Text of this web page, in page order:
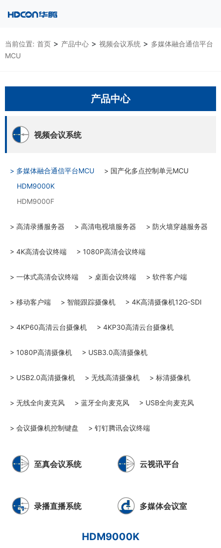
当前位置: 首页 > 产品中心 > 视频会议系统 > 多媒体融合通信平台
MCU
HDM9000K
产品中心
视频会议系统
> 多媒体融合通信平台MCU
HDM9000K
HDM9000F
> 国产化多点控制单元MCU
> 高清录播服务器 > 高清电视墙服务器 > 防火墙穿越服务器
> 4K高清会议终端 > 1080P高清会议终端
> 一体式高清会议终端 > 桌面会议终端 > 软件客户端
> 移动客户端 > 智能跟踪摄像机 > 4K高清摄像机12G-SDI
> 4KP60高清云台摄像机 > 4KP30高清云台摄像机
> 1080P高清摄像机 > USB3.0高清摄像机
> USB2.0高清摄像机 > 无线高清摄像机 > 标清摄像机
> 无线全向麦克风 > 蓝牙全向麦克风 > USB全向麦克风
> 会议摄像机控制键盘 > 钉钉腾讯会议终端
至真会议系统 云视讯平台
录播直播系统 多媒体会议室